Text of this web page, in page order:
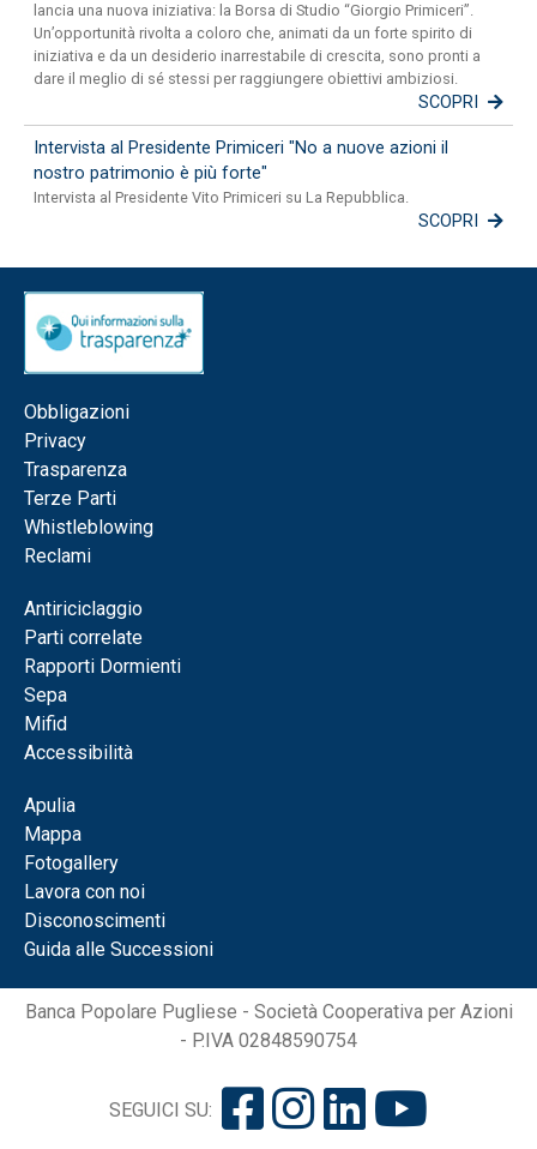
lancia una nuova iniziativa: la Borsa di Studio “Giorgio Primiceri”.
Un’opportunità rivolta a coloro che, animati da un forte spirito di
iniziativa e da un desiderio inarrestabile di crescita, sono pronti a
dare il meglio di sé stessi per raggiungere obiettivi ambiziosi.
SCOPRI
Intervista al Presidente Primiceri "No a nuove azioni il
nostro patrimonio è più forte"
Intervista al Presidente Vito Primiceri su La Repubblica.
SCOPRI
Obbligazioni
Privacy
Trasparenza
Terze Parti
Whistleblowing
Reclami
Antiriciclaggio
Parti correlate
Rapporti Dormienti
Sepa
Mifid
Accessibilità
Apulia
Mappa
Fotogallery
Lavora con noi
Disconoscimenti
Guida alle Successioni
Banca Popolare Pugliese - Società Cooperativa per Azioni
- P.IVA 02848590754
SEGUICI SU: